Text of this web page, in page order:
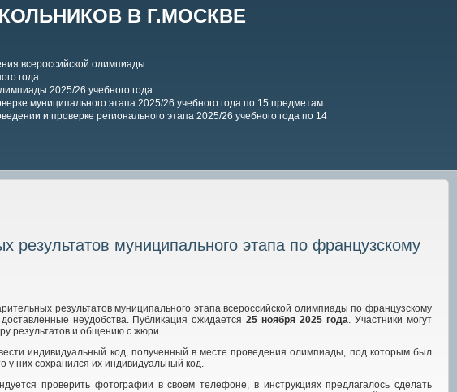
В Г.МОСКВЕ
всероссийской олимпиады
года
2025/26 учебного года
муниципального этапа 2025/26 учебного года по 15 предметам
и проверке регионального этапа 2025/26 учебного года по 14
результатов муниципального этапа по французскому
результатов муниципального этапа всероссийской олимпиады по французскому
неудобства. Публикация ожидается25 ноября 2025 года. Участники могут
результатов и общению с жюри.
индивидуальный код, полученный в месте проведения олимпиады, под которым был
у них сохранился их индивидуальный код.
проверить фотографии в своем телефоне, в инструкциях предлагалось сделать